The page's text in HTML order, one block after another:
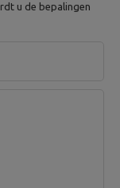
u de bepalingen